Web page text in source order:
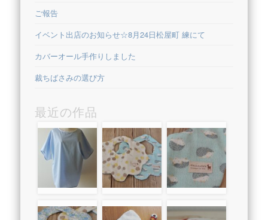
ご報告
イベント出店のお知らせ☆8月24日松屋町 練にて
カバーオール手作りしました
裁ちばさみの選び方
最近の作品